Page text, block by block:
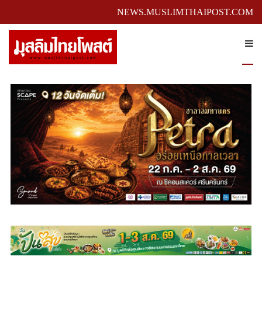
NEWS.MUSLIMTHAIPOST.COM